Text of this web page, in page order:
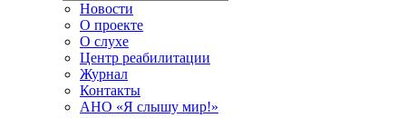
Новости
О проекте
О слухе
Центр реабилитации
Журнал
Контакты
АНО «Я слышу мир!»